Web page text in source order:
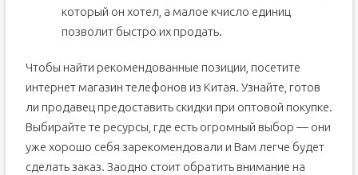
который он хотел, а малое кчисло единиц
позволит быстро их продать.
Чтобы найти рекомендованные позиции, посетите
интернет магазин телефонов из Китая. Узнайте, готов
ли продавец предоставить скидки при оптовой покупке.
Выбирайте те ресурсы, где есть огромный выбор — они
уже хорошо себя зарекомендовали и Вам легче будет
сделать заказ. Заодно стоит обратить внимание на